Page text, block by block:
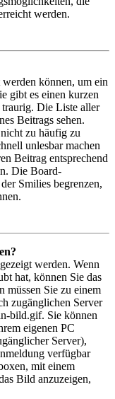
werden.
können, um ein
gibt es einen kurzen
Die Liste aller
Beitrags sehen.
zu häufig zu
unlesbar machen
Beitrag entsprechend
Die Board-
Smilies begrenzen,
werden. Wenn
hat, können Sie das
müssen Sie zu einem
zugänglichen Server
bild.gif. Sie können
eigenen PC
Server),
verfügbar
mit einem
Bild anzuzeigen,